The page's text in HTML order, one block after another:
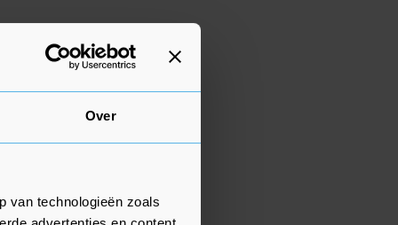
Over
van technologieën zoals